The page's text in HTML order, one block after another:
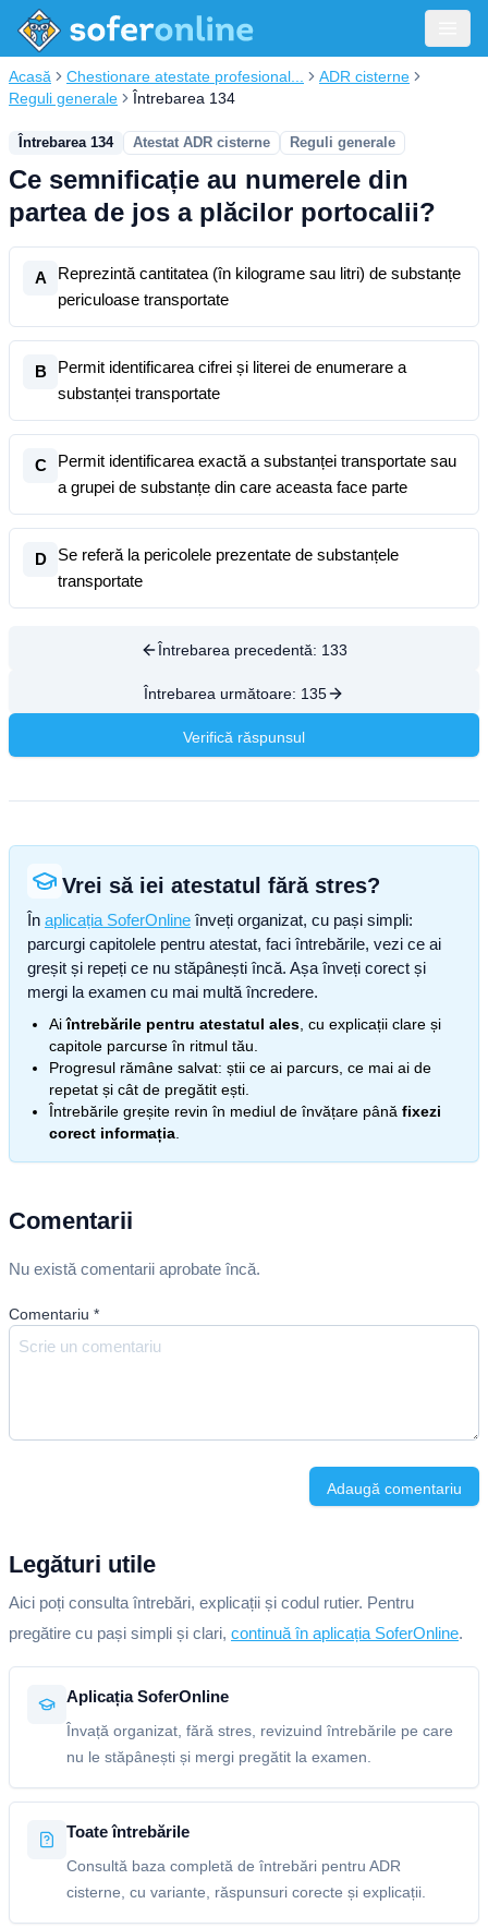
Acasă Chestionare atestate profesional...
ADR cisterne
Reguli generale
Întrebarea 134
Întrebarea 134 Atestat ADR cisterne Reguli generale
Ce semnificație au numerele din
partea de jos a plăcilor portocalii?
A
Reprezintă cantitatea (în kilograme sau litri) de substanțe
periculoase transportate
B
Permit identificarea cifrei și literei de enumerare a
substanței transportate
C
Permit identificarea exactă a substanței transportate sau
a grupei de substanțe din care aceasta face parte
D
Se referă la pericolele prezentate de substanțele
transportate
Întrebarea precedentă: 133
Întrebarea următoare: 135
Verifică răspunsul
Vrei să iei atestatul fără stres?
În aplicația SoferOnline înveți organizat, cu pași simpli:
parcurgi capitolele pentru atestat, faci întrebările, vezi ce ai
greșit și repeți ce nu stăpânești încă. Așa înveți corect și
mergi la examen cu mai multă încredere.
Aiîntrebările pentru atestatul ales , cu explicații clare și
capitole parcurse în ritmul tău.
Progresul rămâne salvat: știi ce ai parcurs, ce mai ai de
repetat și cât de pregătit ești.
Întrebările greșite revin în mediul de învățare până fixezi
corect informația
Comentarii
Nu există comentarii aprobate încă.
Comentariu *
Adaugă comentariu
Legături utile
Aici poți consulta întrebări, explicații și codul rutier. Pentru
pregătire cu pași simpli și clari, continuă în aplicația SoferOnline.
Aplicația SoferOnline
Învață organizat, fără stres, revizuind întrebările pe care
nu le stăpânești și mergi pregătit la examen.
Toate întrebările
Consultă baza completă de întrebări pentru ADR
cisterne, cu variante, răspunsuri corecte și explicații.